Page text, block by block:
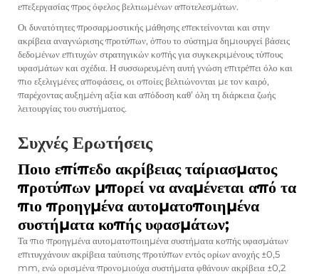
επεξεργασίας προς όφελος βελτιωμένων αποτελεσμάτων.
Οι δυνατότητες προσαρμοστικής μάθησης επεκτείνονται και στην
ακρίβεια αναγνώρισης προτύπων, όπου το σύστημα δημιουργεί βάσεις
δεδομένων επιτυχών στρατηγικών κοπής για συγκεκριμένους τύπους
υφασμάτων και σχέδια. Η συσσωρευμένη αυτή γνώση επιτρέπει όλο και
πιο εξελιγμένες αποφάσεις, οι οποίες βελτιώνονται με τον καιρό,
παρέχοντας αυξημένη αξία και απόδοση καθ’ όλη τη διάρκεια ζωής
λειτουργίας του συστήματος.
Συχνές Ερωτήσεις
Ποιο επίπεδο ακρίβειας ταίριασματος
προτύπων μπορεί να αναμένεται από τα
πιο προηγμένα αυτοματοποιημένα
συστήματα κοπής υφασμάτων;
Τα πιο προηγμένα αυτοματοποιημένα συστήματα κοπής υφασμάτων
επιτυγχάνουν ακρίβεια ταύτισης προτύπων εντός ορίων ανοχής ±0,5
mm, ενώ ορισμένα προνομιούχα συστήματα φθάνουν ακρίβεια ±0,2